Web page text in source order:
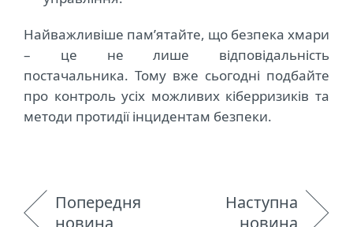
Найважливіше пам’ятайте, що безпека хмари
– це не лише відповідальність
постачальника. Тому вже сьогодні подбайте
про контроль усіх можливих кіберризиків та
методи протидії інцидентам безпеки.
Попередня
Наступна